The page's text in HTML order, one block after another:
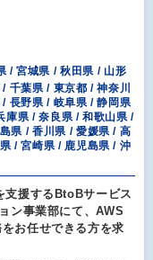
/ 宮城県 / 秋田県 / 山形
千葉県 / 東京都 / 神奈川
長野県 / 岐阜県 / 静岡県
庫県 / 奈良県 / 和歌山県 /
県 / 香川県 / 愛媛県 / 高
/ 宮崎県 / 鹿児島県 / 沖
支援するBtoBサービス
ン事業部にて、AWS
お任せできる方を求